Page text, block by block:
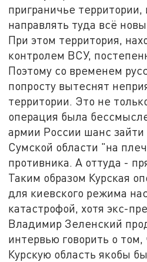
приграничье
направлять туда всё
При этом территория,
контролем ВСУ,
Поэтому со временем
попросту вытеснят
территории. Это не
операция была
армии России шанс
Сумской области "на
противника. А оттуда -
Таким образом Курская
для киевского режима
катастрофой, хотя экс-
Владимир Зеленский
интервью говорить о
Курскую область якобы